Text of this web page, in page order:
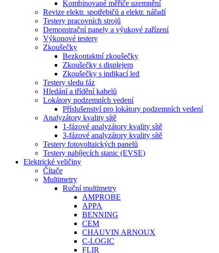
Kombinované měřiče uzemnění
Revize elektr. spotřebičů a elektr. nářadí
Testery pracovních strojů
Demonstrační panely a výukové zařízení
Výkonové testery
Zkoušečky
Bezkontaktní zkoušečky
Zkoušečky s displejem
Zkoušečky s indikací led
Testery sledu fáz
Hledání a třídění kabelů
Lokátory podzemních vedení
Příslušenství pro lokátory podzemních vedení
Analyzátory kvality sítě
1-fázové analyzátory kvality sítě
3-fázové analyzátory kvality sítě
Testery fotovoltaických panelů
Testery nabíjecích stanic (EVSE)
Elektrické veličiny
Čítače
Multimetry
Ruční multimetry
AMPROBE
APPA
BENNING
CEM
CHAUVIN ARNOUX
C-LOGIC
FLIR